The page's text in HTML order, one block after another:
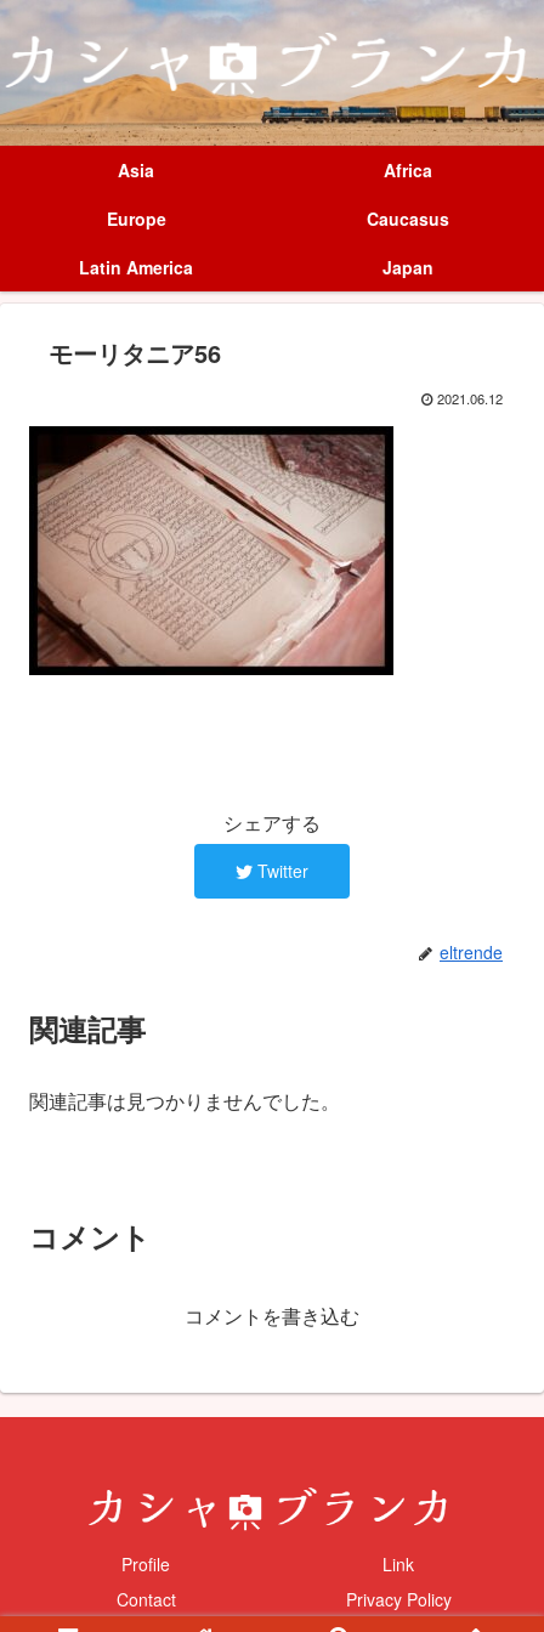
Asia
Africa
Europe
Caucasus
Latin America
Japan
モーリタニア56
2021.06.12
シェアする
Twitter
eltrende
関連記事
関連記事は見つかりませんでした。
コメント
コメントを書き込む
Profile
Link
Contact
Privacy Policy